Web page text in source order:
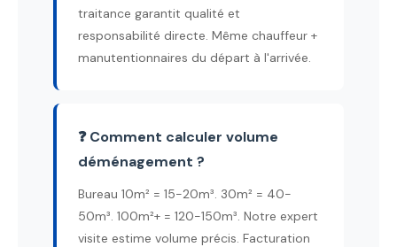
traitance garantit qualité et
responsabilité directe. Même chauffeur +
manutentionnaires du départ à l'arrivée.
❓ Comment calculer volume
déménagement ?
Bureau 10m² = 15-20m³. 30m² = 40-
50m³. 100m²+ = 120-150m³. Notre expert
visite estime volume précis. Facturation